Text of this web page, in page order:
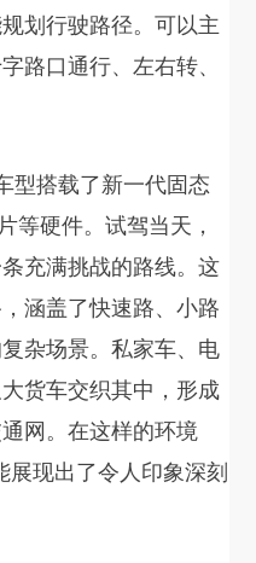
划行驶路径。可以主
路口通行、左右转、
型搭载了新一代固态
等硬件。试驾当天，
充满挑战的路线。这
涵盖了快速路、小路
杂场景。私家车、电
货车交织其中，形成
网。在这样的环境
展现出了令人印象深刻